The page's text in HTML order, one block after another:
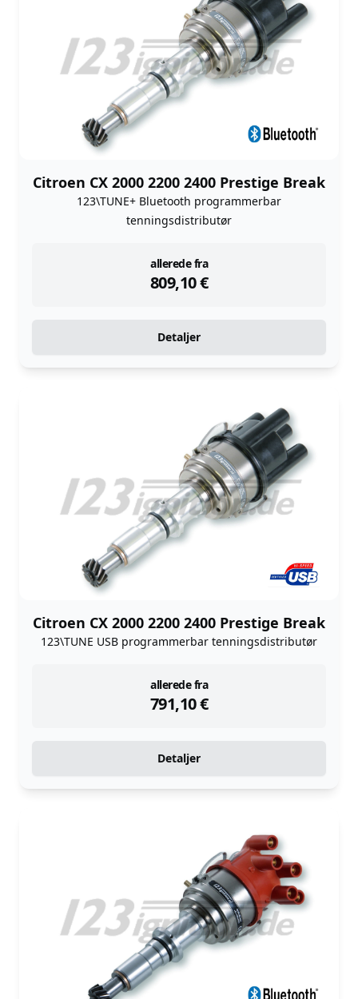
Citroen CX 2000 2200 2400 Prestige Break
123\TUNE+ Bluetooth programmerbar
tenningsdistributør
allerede fra
809,10€
instock
Detaljer
Citroen CX 2000 2200 2400 Prestige Break
123\TUNE USB programmerbar tenningsdistributør
allerede fra
791,10€
instock
Detaljer